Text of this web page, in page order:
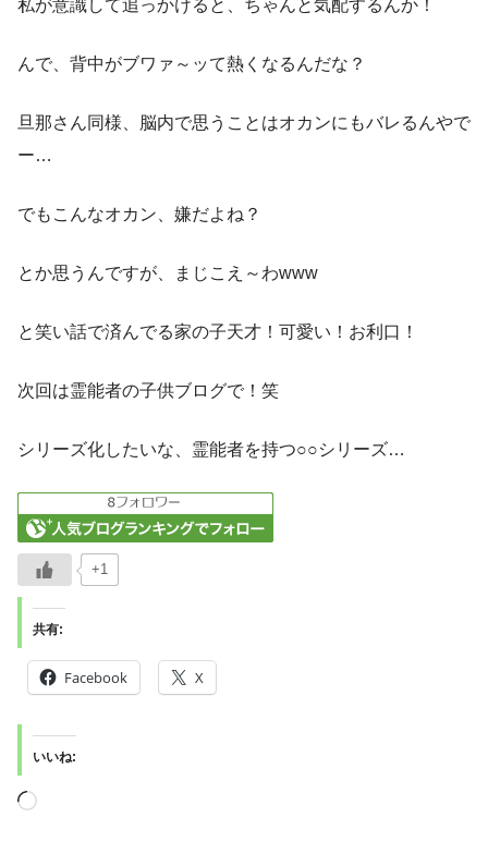
私が意識して追っかけると、ちゃんと気配するんか！
んで、背中がブワァ～ッて熱くなるんだな？
旦那さん同様、脳内で思うことはオカンにもバレるんやで
ー…
でもこんなオカン、嫌だよね？
とか思うんですが、まじこえ～わwww
と笑い話で済んでる家の子天才！可愛い！お利口！
次回は霊能者の子供ブログで！笑
シリーズ化したいな、霊能者を持つ○○シリーズ…
+1
共有:
Facebook X
いいね: